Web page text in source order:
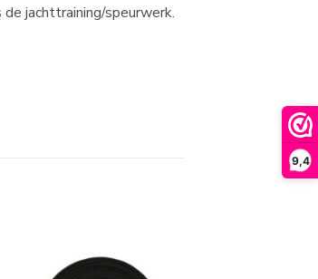
9,4
jachttraining/speurwerk.